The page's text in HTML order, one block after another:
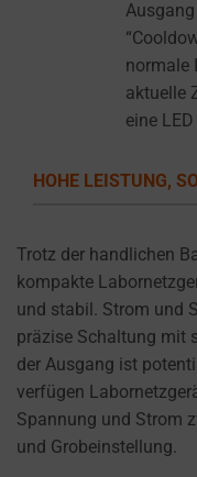
normale
aktuelle
eine
HOHE LEISTUNG,
Trotz der handlichen
kompakte
und stabil. Strom und
präzise Schaltung mit
der Ausgang ist
verfügen
Spannung und Strom
und Grobeinstellung.
delete
whenever
you
choose.
For
more
details
on